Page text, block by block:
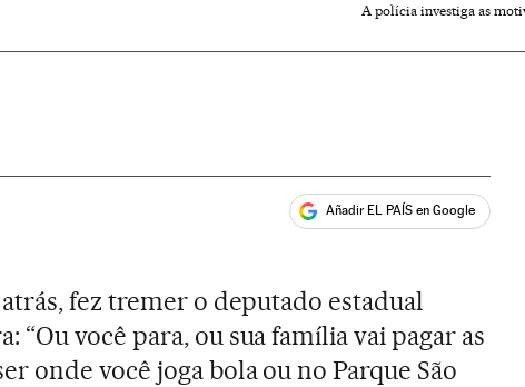
A polícia investiga as
Añadir EL PAÍS en Google
fez tremer o deputado estadual
“Ou você para, ou sua família vai pagar as
onde você joga bola ou no Parque São